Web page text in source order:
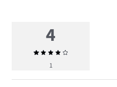
4
Priemerné
hodnotenie
1